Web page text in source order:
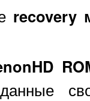
recovery
данные